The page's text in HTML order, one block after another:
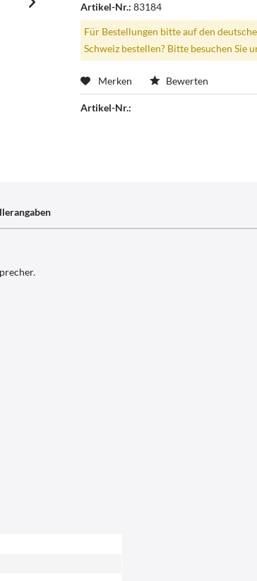
Artikel-Nr.:83184
Für Bestellungen bitte auf den
Schweiz bestellen? Bitte besuchen Sie
Merken Bewerten
Artikel-Nr.: